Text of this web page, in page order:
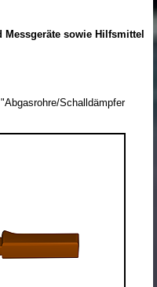
sowie Hilfsmittel
Schalldämpfer